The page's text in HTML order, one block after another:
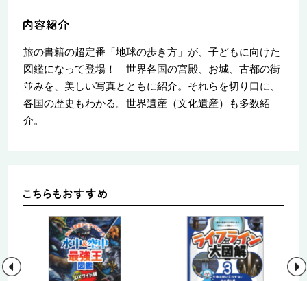
旅の書籍の超定番「地球の歩き方」が、子どもに向けた
図鑑になって登場！ 世界各国の宮殿、お城、古都の街
並みを、美しい写真とともに紹介。それらを切り口に、
各国の歴史もわかる。世界遺産（文化遺産）も多数紹
介。